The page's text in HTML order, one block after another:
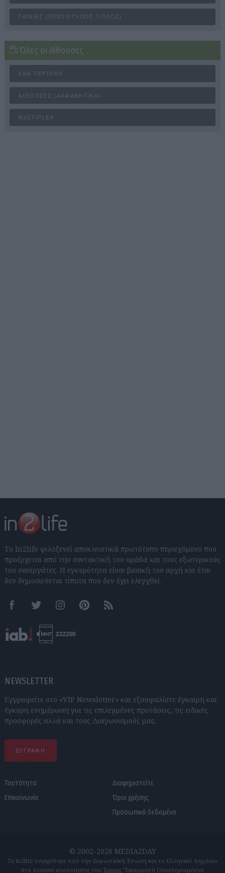
ΤΑΙΝΊΕΣ (ΠΡΩΤΌΤΥΠΟΣ ΤΊΤΛΟΣ)
Όλες οι Αίθουσες
ΑΝΆ ΠΕΡΙΟΧΉ
ΑΊΘΟΥΣΕΣ (ΑΛΦΑΒΗΤΙΚΆ)
MULTIPLEX
Το In2life φιλοξενεί αποκλειστικά πρωτότυπο περιεχόμενο που
προέρχεται από την συντακτική του ομάδα και τους εξωτερικούς
του συνεργάτες. Η εγκυρότητα είναι βασική του αρχή και έτσι
δεν δημοσιεύεται τίποτα που δεν έχει ελεγχθεί.
FacebookTwitter InstagramPinterestRSS feeds
NEWSLETTER
Εγγραφείτε στο «VIP Newsletter» και εξασφαλίστε έγκαιρη και
έγκυρη ενημέρωση για τις επιλεγμένες προτάσεις, τις ειδικές
προσφορές αλλά και τους Διαγωνισμούς μας.
ΕΓΓΡΑΦΗ
Ταυτότητα
Επικοινωνία
Διαφημιστείτε
Όροι χρήσης
Προσωπικά δεδομένα
© 2002-2026 MEDIA2DAY
Το in2life ενισχύθηκε από την Ευρωπαϊκή Ένωση και το Ελληνικό Δημόσιο
στο πλαίσιο υλοποίησης του Έργου "Εφαρμογή Ολοκληρωμένου